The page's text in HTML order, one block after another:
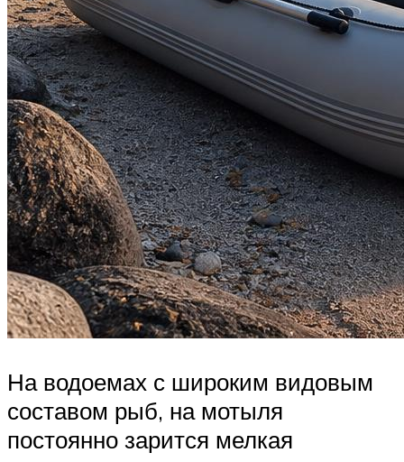
На водоемах с широким видовым
составом рыб, на мотыля
постоянно зарится мелкая